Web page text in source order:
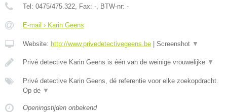
Tel: 0475/475.322 , Fax: - , BTW-nr: -
E-mail › Karin Geens
Website: http://www.privedetectivegeens.be | Screenshot ▼
Privé detective Karin Geens is één van de weinige vrouwelijke ▼
Privé detective Karin Geens, dé referentie voor elke zoekopdracht.
Op de ▼
Openingstijden onbekend